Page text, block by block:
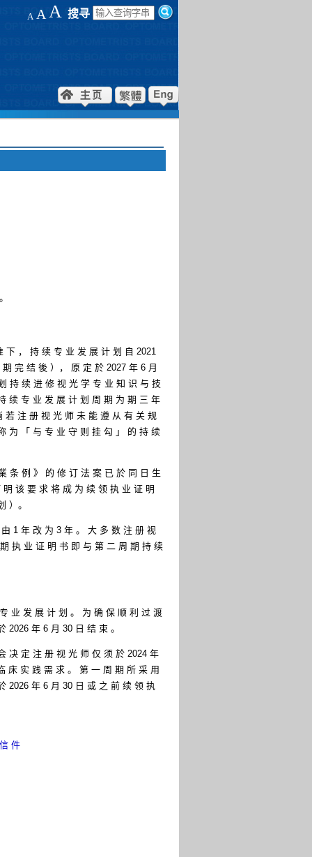
A A A 搜寻
下 ， 持 续 专 业 发 展 计 划 自 2021
完 结 後 ）， 原 定 於 2027 年 6 月
持 续 进 修 视 光 学 专 业 知 识 与 技
续 专 业 发 展 计 划 周 期 为 期 三 年
若 注 册 视 光 师 未 能 遵 从 有 关 规
为 「 与 专 业 守 则 挂 勾 」 的 持 续
条 例 》 的 修 订 法 案 已 於 同 日 生
该 要 求 将 成 为 续 领 执 业 证 明
）。
1 年 改 为 3 年 。 大 多 数 注 册 视
执 业 证 明 书 即 与 第 二 周 期 持 续
业 发 展 计 划 。 为 确 保 顺 利 过 渡
年 6 月 30 日 结 束 。
决 定 注 册 视 光 师 仅 须 於 2024 年
床 实 践 需 求 。 第 一 周 期 所 采 用
2026 年 6 月 30 日 或 之 前 续 领 执
件